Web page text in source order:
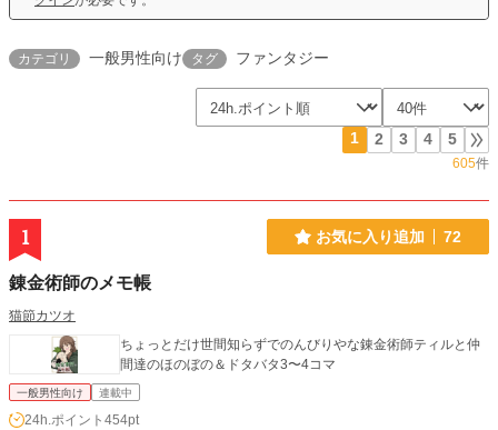
カテゴリ 一般男性向け タグ ファンタジー
1 2 3 4 5
605件
1 お気に入り追加 72
錬金術師のメモ帳
猫節カツオ
ちょっとだけ世間知らずでのんびりやな錬金術師ティルと仲
間達のほのぼの＆ドタバタ3〜4コマ
一般男性向け 連載中
24h.ポイント 454pt